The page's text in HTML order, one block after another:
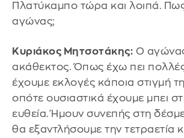
Πλατύκαμπο τώρα και λοιπά.
αγώνας;
Κυριάκος Μητσοτάκης: Ο αγώνας
ακάθεκτος. Όπως έχω πει
έχουμε εκλογές κάποια στιγμή
οπότε ουσιαστικά έχουμε μπει
ευθεία. Ήμουν συνεπής στη
θα εξαντλήσουμε την τετραετία